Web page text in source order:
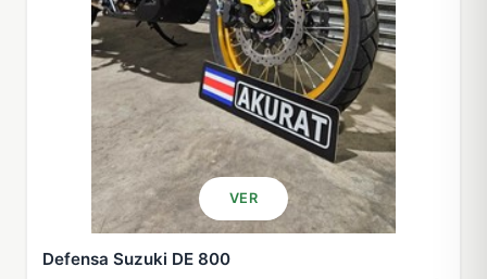
VER
Defensa Suzuki DE 800